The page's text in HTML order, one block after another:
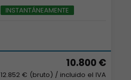
INSTANTÁNEAMENTE
10.800 €
12.852 € (bruto) / incluido el IVA